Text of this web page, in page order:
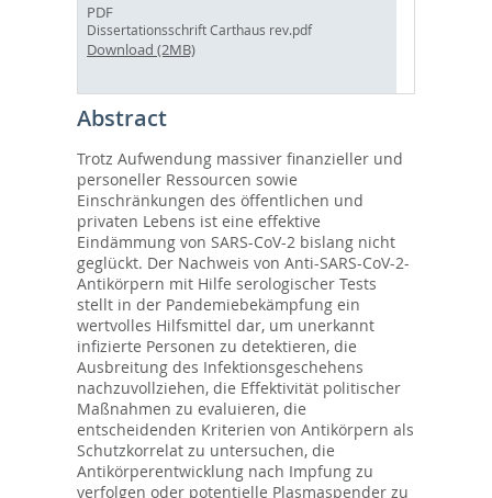
PDF
Dissertationsschrift Carthaus rev.pdf
Download (2MB)
Abstract
Trotz Aufwendung massiver finanzieller und
personeller Ressourcen sowie
Einschränkungen des öffentlichen und
privaten Lebens ist eine effektive
Eindämmung von SARS-CoV-2 bislang nicht
geglückt. Der Nachweis von Anti-SARS-CoV-2-
Antikörpern mit Hilfe serologischer Tests
stellt in der Pandemiebekämpfung ein
wertvolles Hilfsmittel dar, um unerkannt
infizierte Personen zu detektieren, die
Ausbreitung des Infektionsgeschehens
nachzuvollziehen, die Effektivität politischer
Maßnahmen zu evaluieren, die
entscheidenden Kriterien von Antikörpern als
Schutzkorrelat zu untersuchen, die
Antikörperentwicklung nach Impfung zu
verfolgen oder potentielle Plasmaspender zu